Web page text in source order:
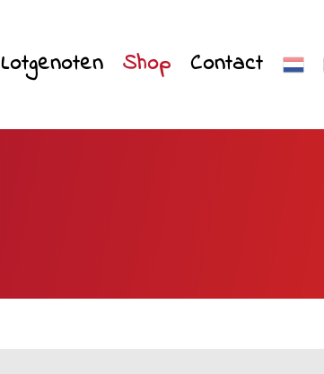
Lotgenoten Shop Contact